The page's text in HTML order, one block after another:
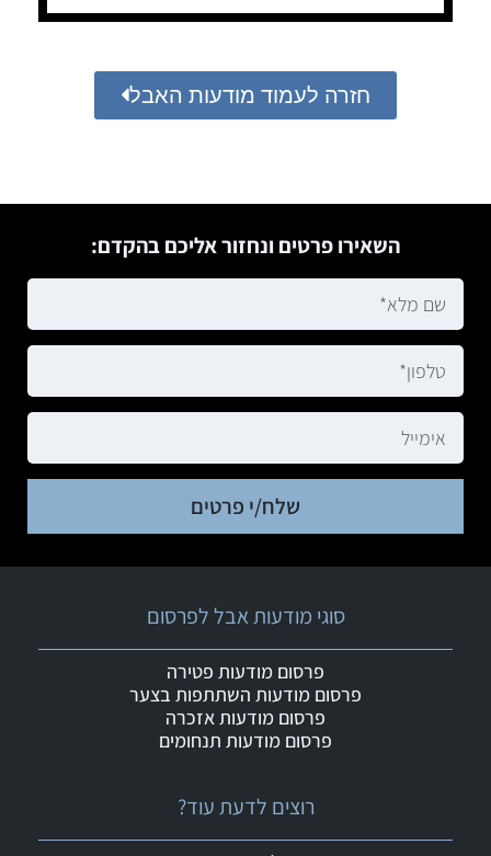
חזרה לעמוד מודעות האבל
השאירו פרטים ונחזור אליכם בהקדם:
שלח/י פרטים
רוצים לדעת עוד?
סוגי מודעות אבל לפרסום
פרסום מודעות פטירה
פרסום מודעות השתתפות בצער
פרסום מודעות אזכרה
פרסום מודעות תנחומים